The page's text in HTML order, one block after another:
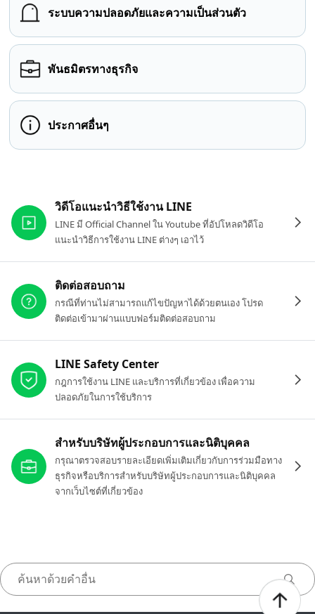
ระบบความปลอดภัยและความเป็นส่วนตัว
พันธมิตรทางธุรกิจ
ประกาศอื่นๆ
วิดีโอแนะนำวิธีใช้งาน LINE
LINE มี Official Channel ใน Youtube ที่อัปโหลดวิดีโอ
แนะนำวิธีการใช้งาน LINE ต่างๆ เอาไว้
ติดต่อสอบถาม
กรณีที่ท่านไม่สามารถแก้ไขปัญหาได้ด้วยตนเอง โปรด
ติดต่อเข้ามาผ่านแบบฟอร์มติดต่อสอบถาม
LINE Safety Center
กฎการใช้งาน LINE และบริการที่เกี่ยวข้อง เพื่อความ
ปลอดภัยในการใช้บริการ
สำหรับบริษัทผู้ประกอบการและนิติบุคคล
กรุณาตรวจสอบรายละเอียดเพิ่มเติมเกี่ยวกับการร่วมมือทาง
ธุรกิจหรือบริการสำหรับบริษัทผู้ประกอบการและนิติบุคคล
จากเว็บไซต์ที่เกี่ยวข้อง